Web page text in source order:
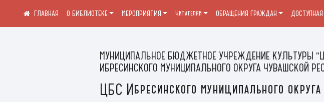
МУНИЦИПАЛЬНОЕ БЮДЖЕТНОЕ УЧРЕЖДЕНИЕ КУЛЬТУРЫ
ИБРЕСИНСКОГО МУНИЦИПАЛЬНОГО ОКРУГА ЧУВАШСКОЙ
ЦБС Ибресинского муниципального округа
О БИБЛИОТЕКЕ МЕРОПРИЯТИЯ Читателям ОБРАЩЕНИЯ ГРАЖДАН